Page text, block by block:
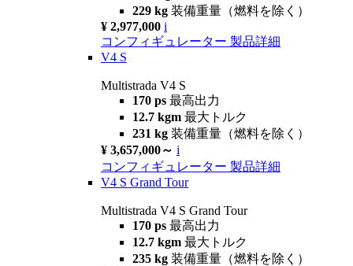
229 kg 装備重量（燃料を除く）
¥ 2,977,000 i
コンフィギュレーター 製品詳細
V4 S
Multistrada V4 S
170 ps 最高出力
12.7 kgm 最大トルク
231 kg 装備重量（燃料を除く）
¥ 3,657,000～ i
コンフィギュレーター 製品詳細
V4 S Grand Tour
Multistrada V4 S Grand Tour
170 ps 最高出力
12.7 kgm 最大トルク
235 kg 装備重量（燃料を除く）